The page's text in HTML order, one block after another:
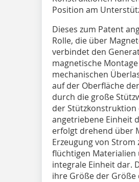
Position am
Dieses zum Patent
Rolle, die über
verbindet den
magnetische
mechanischen
auf der Oberfläche
durch die große
der
angetriebene Einheit
erfolgt drehend über
Erzeugung von
flüchtigen Materialien
integrale Einheit dar.
ihre Größe der